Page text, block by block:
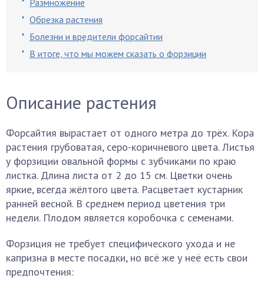
Размножение
Обрезка растения
Болезни и вредители форсайтии
В итоге, что мы можем сказать о форзиции
Описание растения
Форсайтия вырастает от одного метра до трёх. Кора
растения грубоватая, серо-коричневого цвета. Листья
у форзиции овальной формы с зубчиками по краю
листка. Длина листа от 2 до 15 см. Цветки очень
яркие, всегда жёлтого цвета. Расцветает кустарник
ранней весной. В среднем период цветения три
недели. Плодом является коробочка с семенами.
Форзиция не требует специфического ухода и не
капризна в месте посадки, но всё же у неё есть свои
предпочтения: